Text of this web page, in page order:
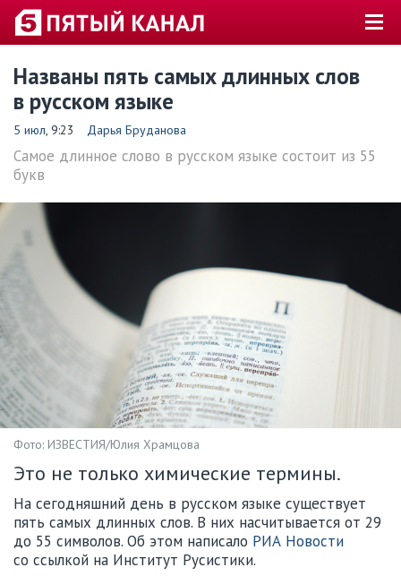
Названы пять самых длинных слов
в русском языке
5 июл, 9:23 Дарья Бруданова
Самое длинное слово в русском языке состоит из 55
букв
Фото: ИЗВЕСТИЯ/Юлия Храмцова
Это не только химические термины.
На сегодняшний день в русском языке существует
пять самых длинных слов. В них насчитывается от 29
до 55 символов. Об этом написало РИА Новости
со ссылкой на Институт Русистики.